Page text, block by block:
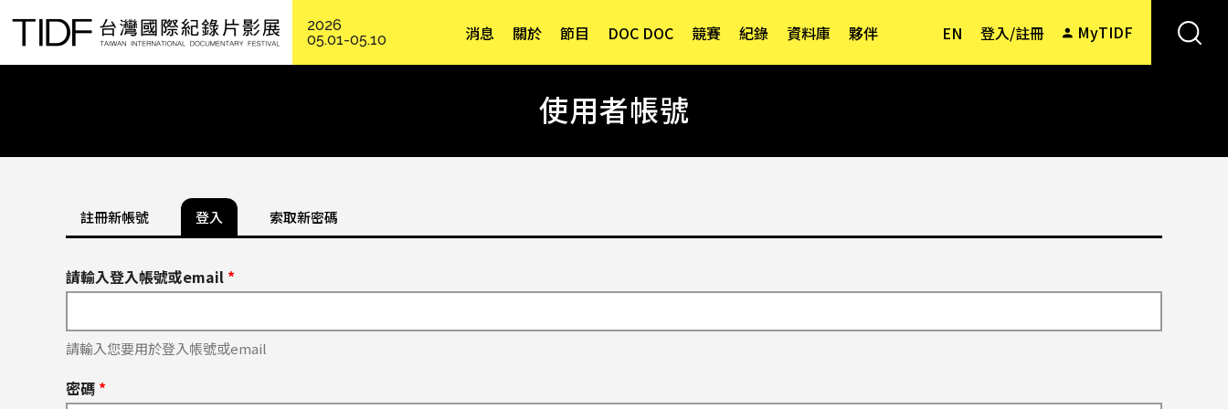
2026
05.01-05.10
EN 登入/註冊 MyTIDF
消息 關於 節目 DOC DOC 競賽 紀錄 資料庫 夥伴
使用者帳號
註冊新帳號 登入 索取新密碼
請輸入登入帳號或email *
請輸入您要用於登入帳號或email
密碼 *